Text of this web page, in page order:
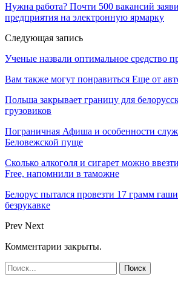
Нужна работа? Почти 500 вакансий
предприятия на электронную ярмарку
Следующая запись
Ученые назвали оптимальное средство
Вам также могут понравиться Еще от
Польша закрывает границу для
грузовиков
Пограничная Афиша и особенности
Беловежской пуще
Сколько алкоголя и сигарет можно
Free, напомнили в таможне
Белорус пытался провезти 17 грамм
безрукавке
Prev Next
Комментарии закрыты.